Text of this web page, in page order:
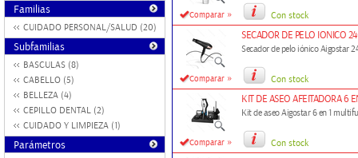
Familias
CUIDADO PERSONAL/SALUD (20)
Subfamilias
BASCULAS (8)
CABELLO (5)
BELLEZA (4)
CEPILLO DENTAL (2)
CUIDADO Y LIMPIEZA (1)
Parámetros
Comparar » Con stock
Comparar »
SECADOR DE PELO IONICO
Secador de pelo iónico Aigostar
Con stock
Comparar »
KIT DE ASEO AFEITADORA 6
Kit de aseo Aigostar 6 en 1
Con stock